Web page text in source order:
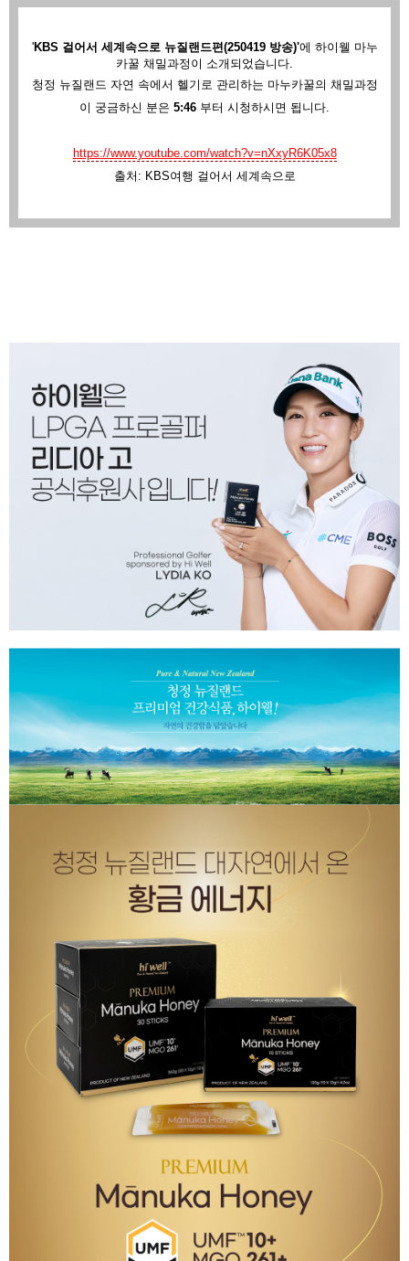
'KBS 걸어서 세계속으로 뉴질랜드편(250419 방송)'에 하이웰 마누
카꿀 채밀과정이 소개되었습니다.
청정 뉴질랜드 자연 속에서 헬기로 관리하는 마누카꿀의 채밀과정
이 궁금하신 분은 5:46 부터 시청하시면 됩니다.
https://www.youtube.com/watch?v=nXxyR6K05x8
출처: KBS여행 걸어서 세계속으로